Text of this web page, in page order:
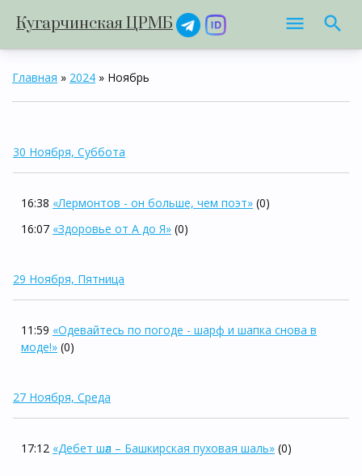
Кугарчинская ЦРМБ
Главная » 2024 » Ноябрь
30 Ноября, Суббота
16:38 «Лермонтов - он больше, чем поэт» (0)
16:07 «Здоровье от А до Я» (0)
29 Ноября, Пятница
11:59 «Одевайтесь по погоде - шарф и шапка снова в
моде!» (0)
27 Ноября, Среда
17:12 «Дебет шәл – Башкирская пуховая шаль» (0)